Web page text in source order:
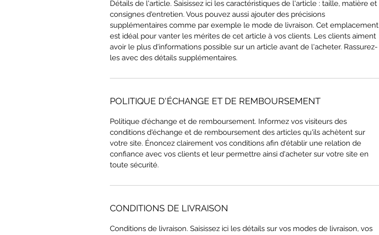
Détails de l'article. Saisissez ici les caractéristiques de l'article : taille, matière et
consignes d'entretien. Vous pouvez aussi ajouter des précisions
supplémentaires comme par exemple le mode de livraison. Cet emplacement
est idéal pour vanter les mérites de cet article à vos clients. Les clients aiment
avoir le plus d'informations possible sur un article avant de l'acheter. Rassurez-
les avec des détails supplémentaires.
POLITIQUE D'ÉCHANGE ET DE REMBOURSEMENT
Politique d'échange et de remboursement. Informez vos visiteurs des
conditions d'échange et de remboursement des articles qu'ils achètent sur
votre site. Énoncez clairement vos conditions afin d'établir une relation de
confiance avec vos clients et leur permettre ainsi d'acheter sur votre site en
toute sécurité.
CONDITIONS DE LIVRAISON
Conditions de livraison. Saisissez ici les détails sur vos modes de livraison, vos